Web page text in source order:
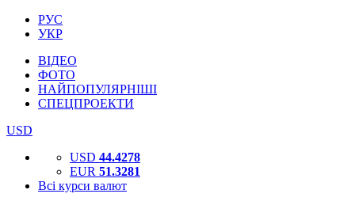
РУС
УКР
ВІДЕО
ФОТО
НАЙПОПУЛЯРНІШІ
СПЕЦПРОЕКТИ
USD
USD 44.4278
EUR 51.3281
Всі курси валют